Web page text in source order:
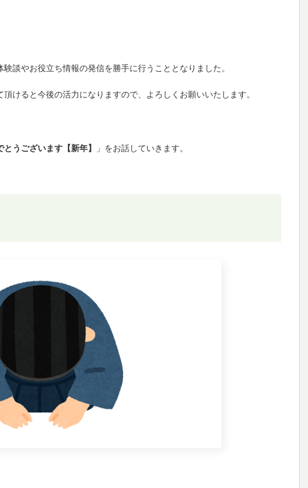
談やお役立ち情報の発信を勝手に行うこととなりました。
けると今後の活力になりますので、よろしくお願いいたします。
うございます【新年】 」をお話していきます。